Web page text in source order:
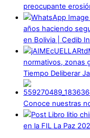
preocupante
años haciendo
en Bolivia | Cedib
normativos, zonas
Tiempo Deliberar
Conoce nuestras
en la FIL La Paz